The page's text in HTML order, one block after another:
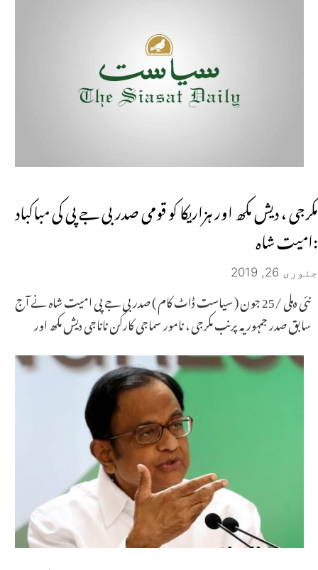
مکرجی ، دیش مکھ اور ہزاریکا کو قومی صدر بی جے پی کی مباکباد
:امیت شاہ
جنوری 26, 2019
نئی دہلی /25 جون ( سیاست ڈاٹ کام ) صدر بی جے پی امیت شاہ نے آج
سابق صدر جمہوریہ پرنب مکرجی ، نامور سماجی کارکن ناناجی دیش مکھ اور